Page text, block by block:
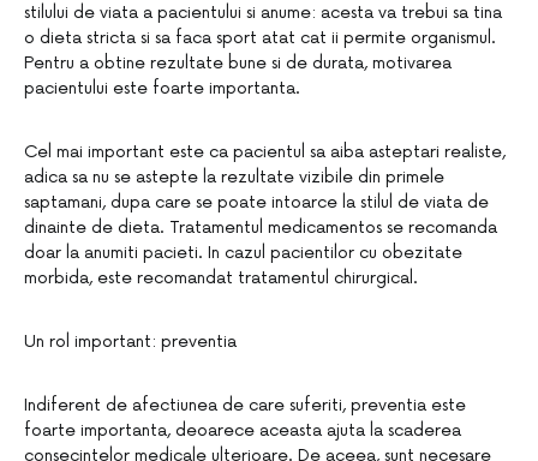
stilului de viata a pacientului si anume: acesta va trebui sa tina
o dieta stricta si sa faca sport atat cat ii permite organismul.
Pentru a obtine rezultate bune si de durata, motivarea
pacientului este foarte importanta.
Cel mai important este ca pacientul sa aiba asteptari realiste,
adica sa nu se astepte la rezultate vizibile din primele
saptamani, dupa care se poate intoarce la stilul de viata de
dinainte de dieta. Tratamentul medicamentos se recomanda
doar la anumiti pacieti. In cazul pacientilor cu obezitate
morbida, este recomandat tratamentul chirurgical.
Un rol important: preventia
Indiferent de afectiunea de care suferiti, preventia este
foarte importanta, deoarece aceasta ajuta la scaderea
consecintelor medicale ulterioare. De aceea, sunt necesare